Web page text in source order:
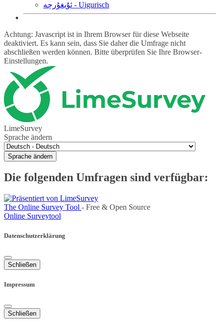
ئۇيغۇرچە - Uigurisch
Achtung: Javascript ist in Ihrem Browser für diese Webseite
deaktiviert. Es kann sein, dass Sie daher die Umfrage nicht
abschließen werden können. Bitte überprüfen Sie Ihre Browser-
Einstellungen.
LimeSurvey
Sprache ändern
Sprache ändern
Die folgenden Umfragen sind verfügbar:
The Online Survey Tool - Free & Open Source
Online Surveytool
Datenschutzerklärung
Schließen
Impressum
Schließen